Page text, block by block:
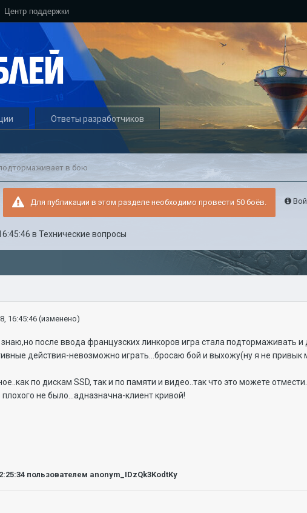
Центр поддержки
Ответы разработчиков
в бою
Для публикации в этом разделе необходимо провести 50 боёв.
вТехнические вопросы
16:45:46 (изменено)
после ввода французских линкоров игра стала подтормаживать
действия-невозможно играть...бросаю бой и выхожу(ну я не привык
по дискам SSD, так и по памяти и видео..так что это можете
не было...адназначна-клиент кривой!
пользователем anonym_IDzQk3KodtKy